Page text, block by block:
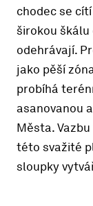
chodec se
širokou škálu
odehrávají.
jako pěší
probíhá
asanovanou
Města.
této svažité
sloupky